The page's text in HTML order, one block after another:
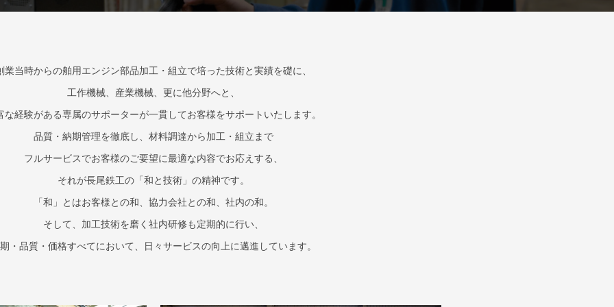
業当時からの舶用エンジン部品加工・組立で培った技術と実績を礎に、
工作機械、産業機械、 更に他分野へと、
な経験がある専属のサポーターが一貫してお客様をサポートいたします。
品質・納期管理を徹底し、 材料調達から加工・組立まで
フルサービスでお客様のご要望に最適な内容でお応えする、
それが長尾鉄工の「和と技術」の精神です。
「和」とはお客様との和、 協力会社との和、社内の和。
そして、加工技術を磨く 社内研修も定期的に行い、
・品質・価格すべてにおいて、
日々サービスの向上に邁進しています。